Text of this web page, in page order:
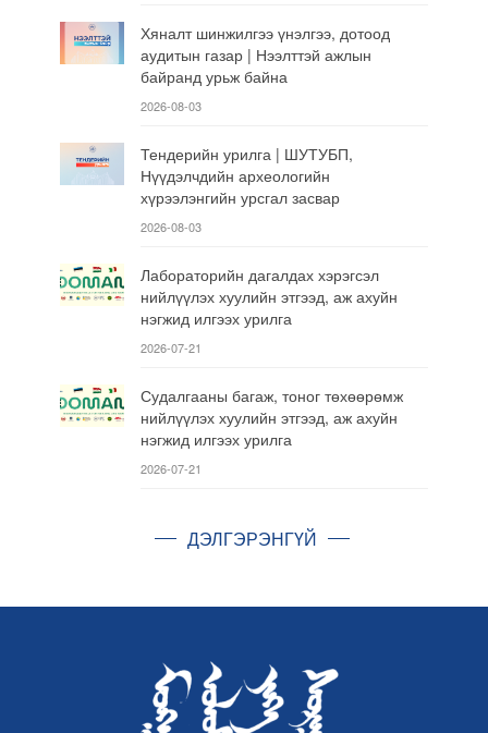
Хяналт шинжилгээ үнэлгээ, дотоод
аудитын газар | Нээлттэй ажлын
байранд урьж байна
2026-08-03
Тендерийн урилга | ШУТУБП,
Нүүдэлчдийн археологийн
хүрээлэнгийн урсгал засвар
2026-08-03
Лабораторийн дагалдах хэрэгсэл
нийлүүлэх хуулийн этгээд, аж ахуйн
нэгжид илгээх урилга
2026-07-21
Судалгааны багаж, тоног төхөөрөмж
нийлүүлэх хуулийн этгээд, аж ахуйн
нэгжид илгээх урилга
2026-07-21
ДЭЛГЭРЭНГҮЙ